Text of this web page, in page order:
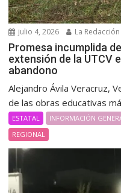
julio 4, 2026 La Redacción
Promesa incumplida
extensión de la UTCV
abandono
Alejandro Ávila Veracruz,
de las obras educativas
ESTATAL INFORMACIÓN
REGIONAL